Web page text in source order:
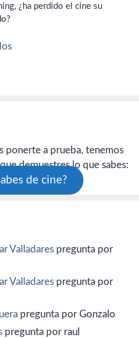
su
ponerte a prueba, tenemos
demuestres lo que sabes:
de cine?
Valladares pregunta por
Valladares pregunta por
pregunta por Gonzalo
pregunta por raul